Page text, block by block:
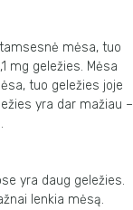
mėsa, tuo
mg geležies. Mėsa
tuo geležies joje
yra dar mažiau –
yra daug geležies.
lenkia mėsą.